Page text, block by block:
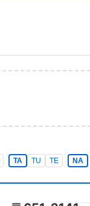
TA TU TE NA